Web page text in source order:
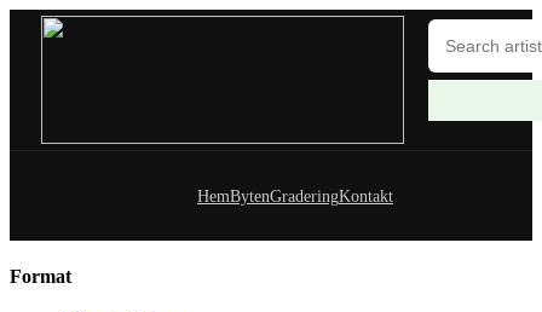
HemBytenGraderingKontakt
Format